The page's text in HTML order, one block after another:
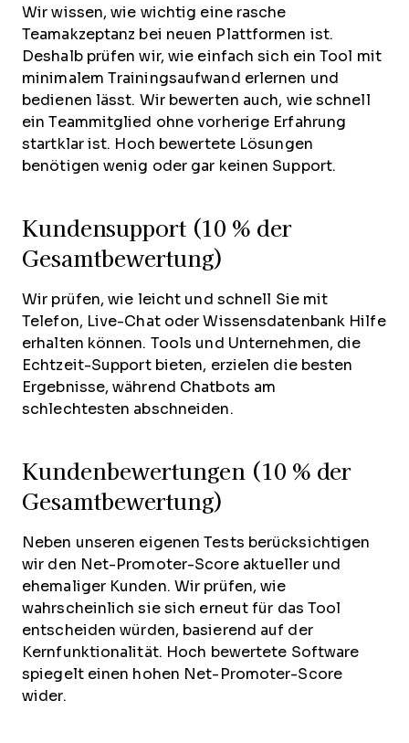
Wir wissen, wie wichtig eine rasche
Teamakzeptanz bei neuen Plattformen ist.
Deshalb prüfen wir, wie einfach sich ein Tool mit
minimalem Trainingsaufwand erlernen und
bedienen lässt. Wir bewerten auch, wie schnell
ein Teammitglied ohne vorherige Erfahrung
startklar ist. Hoch bewertete Lösungen
benötigen wenig oder gar keinen Support.
Kundensupport (10 % der
Gesamtbewertung)
Wir prüfen, wie leicht und schnell Sie mit
Telefon, Live-Chat oder Wissensdatenbank Hilfe
erhalten können. Tools und Unternehmen, die
Echtzeit-Support bieten, erzielen die besten
Ergebnisse, während Chatbots am
schlechtesten abschneiden.
Kundenbewertungen (10 % der
Gesamtbewertung)
Neben unseren eigenen Tests berücksichtigen
wir den Net-Promoter-Score aktueller und
ehemaliger Kunden. Wir prüfen, wie
wahrscheinlich sie sich erneut für das Tool
entscheiden würden, basierend auf der
Kernfunktionalität. Hoch bewertete Software
spiegelt einen hohen Net-Promoter-Score
wider.